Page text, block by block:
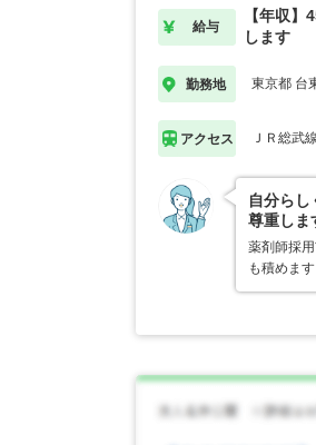
給与
【年収
します
勤務地 東京都 台
アクセス ＪＲ総武
自分ら
尊重しま
薬剤師採
も積めま